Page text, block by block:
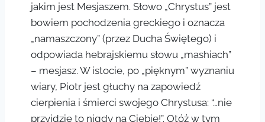
jakim jest Mesjaszem. Słowo „Chrystus” jest
bowiem pochodzenia greckiego i oznacza
„namaszczony” (przez Ducha Świętego) i
odpowiada hebrajskiemu słowu „mashiach”
– mesjasz. W istocie, po „pięknym” wyznaniu
wiary, Piotr jest głuchy na zapowiedź
cierpienia i śmierci swojego Chrystusa: “…nie
przyjdzie to nigdy na Ciebie!”. Otóż w tym